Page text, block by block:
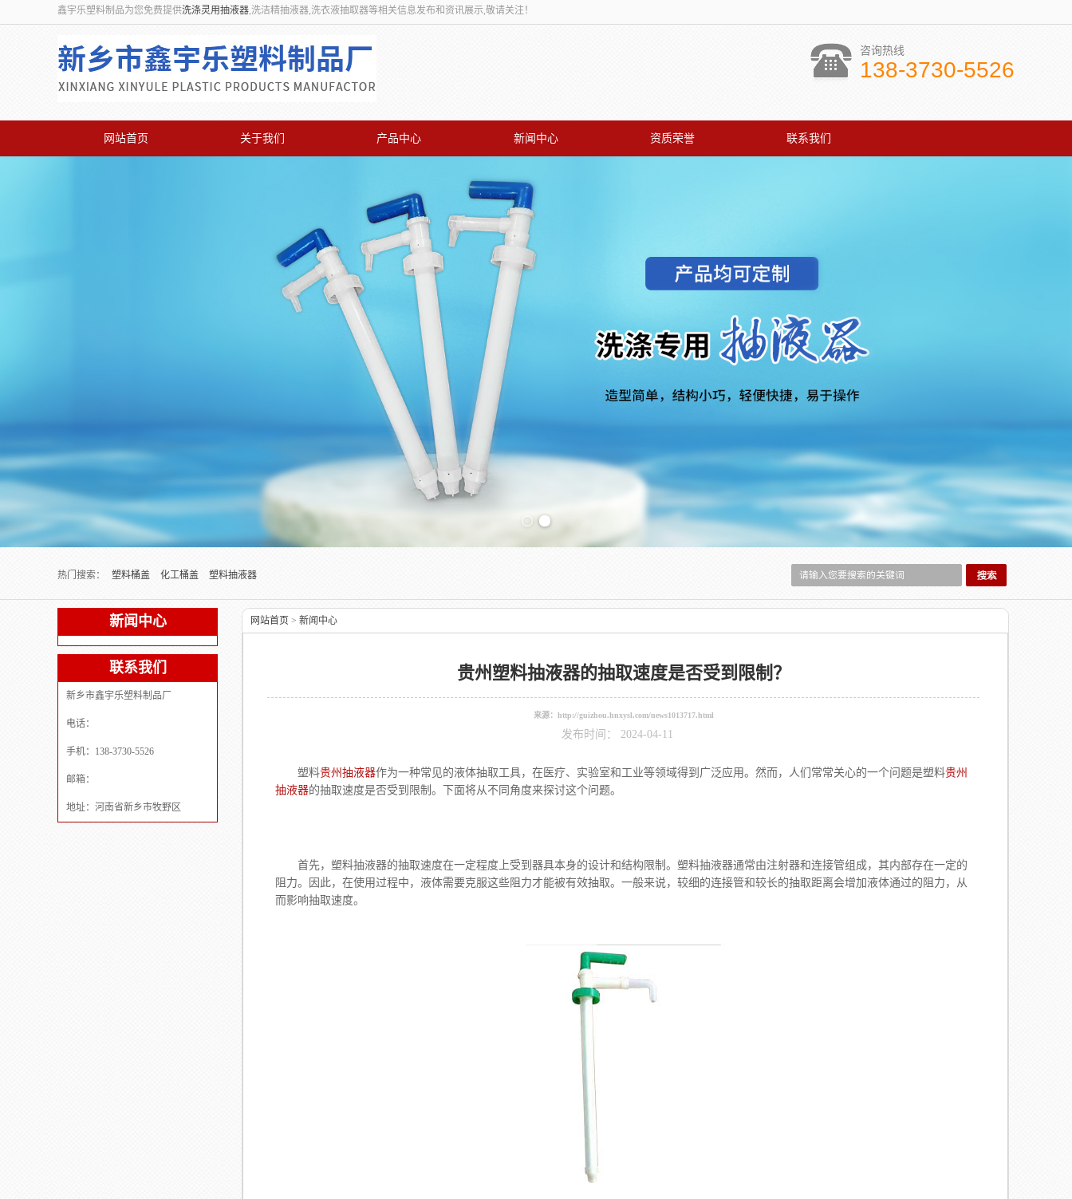
鑫宇乐塑料制品为您免费提供洗涤灵用抽液器,洗洁精抽液器,洗衣液抽取器等相关信息发布和资讯展示,敬请关注！
咨询热线
138-3730-5526
网站首页 关于我们 产品中心 新闻中心 资质荣誉 联系我们
热门搜索：
塑料桶盖 化工桶盖 塑料抽液器
新闻中心
联系我们
新乡市鑫宇乐塑料制品厂
电话：
手机：138-3730-5526
邮箱：
地址：河南省新乡市牧野区
网站首页 > 新闻中心
贵州塑料抽液器的抽取速度是否受到限制？
来源： http://guizhou.hnxysl.com/news1013717.html
发布时间： 2024-04-11
塑料贵州抽液器作为一种常见的液体抽取工具，在医疗、实验室和工业等领域得到广泛应用。然而，人们常常关心的一个问题是塑料贵州
抽液器的抽取速度是否受到限制。下面将从不同角度来探讨这个问题。
首先，塑料抽液器的抽取速度在一定程度上受到器具本身的设计和结构限制。塑料抽液器通常由注射器和连接管组成，其内部存在一定的
阻力。因此，在使用过程中，液体需要克服这些阻力才能被有效抽取。一般来说，较细的连接管和较长的抽取距离会增加液体通过的阻力，从
而影响抽取速度。